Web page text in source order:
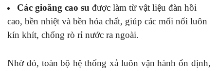
Các gioăng cao su được làm từ vật liệu đàn hồi
cao, bền nhiệt và bền hóa chất, giúp các mối nối luôn
kín khít, chống rò rỉ nước ra ngoài.
Nhờ đó, toàn bộ hệ thống xả luôn vận hành ổn định,